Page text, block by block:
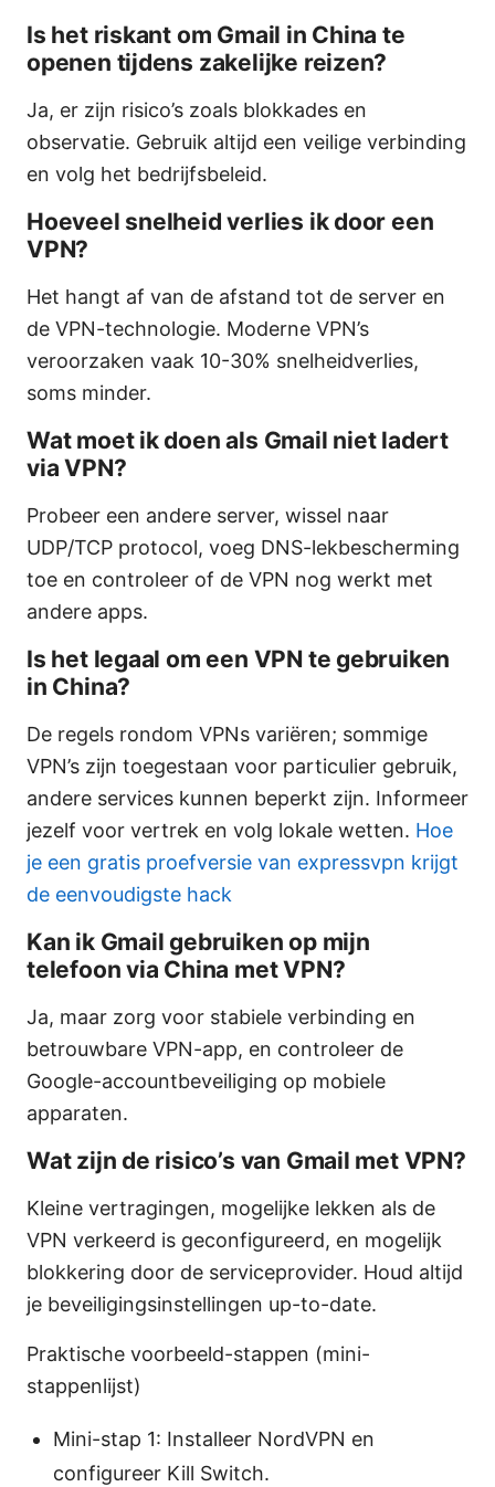
Is het riskant om Gmail in China te
openen tijdens zakelijke reizen?
Ja, er zijn risico’s zoals blokkades en
observatie. Gebruik altijd een veilige verbinding
en volg het bedrijfsbeleid.
Hoeveel snelheid verlies ik door een
VPN?
Het hangt af van de afstand tot de server en
de VPN-technologie. Moderne VPN’s
veroorzaken vaak 10-30% snelheidverlies,
soms minder.
Wat moet ik doen als Gmail niet ladert
via VPN?
Probeer een andere server, wissel naar
UDP/TCP protocol, voeg DNS-lekbescherming
toe en controleer of de VPN nog werkt met
andere apps.
Is het legaal om een VPN te gebruiken
in China?
De regels rondom VPNs variëren; sommige
VPN’s zijn toegestaan voor particulier gebruik,
andere services kunnen beperkt zijn. Informeer
jezelf voor vertrek en volg lokale wetten. Hoe
je een gratis proefversie van expressvpn krijgt
de eenvoudigste hack
Kan ik Gmail gebruiken op mijn
telefoon via China met VPN?
Ja, maar zorg voor stabiele verbinding en
betrouwbare VPN-app, en controleer de
Google-accountbeveiliging op mobiele
apparaten.
Wat zijn de risico’s van Gmail met VPN?
Kleine vertragingen, mogelijke lekken als de
VPN verkeerd is geconfigureerd, en mogelijk
blokkering door de serviceprovider. Houd altijd
je beveiligingsinstellingen up-to-date.
Praktische voorbeeld-stappen (mini-
stappenlijst)
Mini-stap 1: Installeer NordVPN en
configureer Kill Switch.